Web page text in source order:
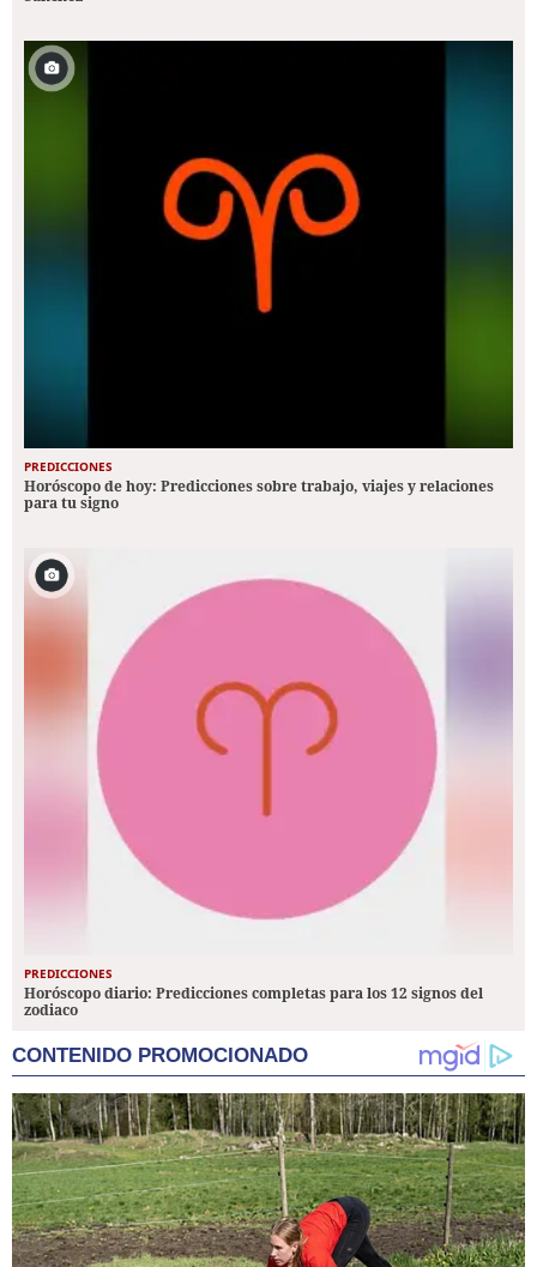
PREDICCIONES
Horóscopo de hoy: Predicciones sobre trabajo, viajes y relaciones
para tu signo
PREDICCIONES
Horóscopo diario: Predicciones completas para los 12 signos del
zodiaco
CONTENIDO PROMOCIONADO